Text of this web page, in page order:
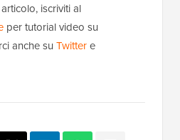
iscriviti al
per tutorial video su
anche su Twittere